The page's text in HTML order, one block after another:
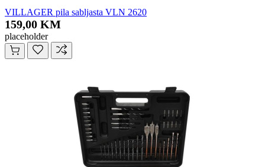
VILLAGER pila sabljasta VLN 2620
159,00 KM
placeholder